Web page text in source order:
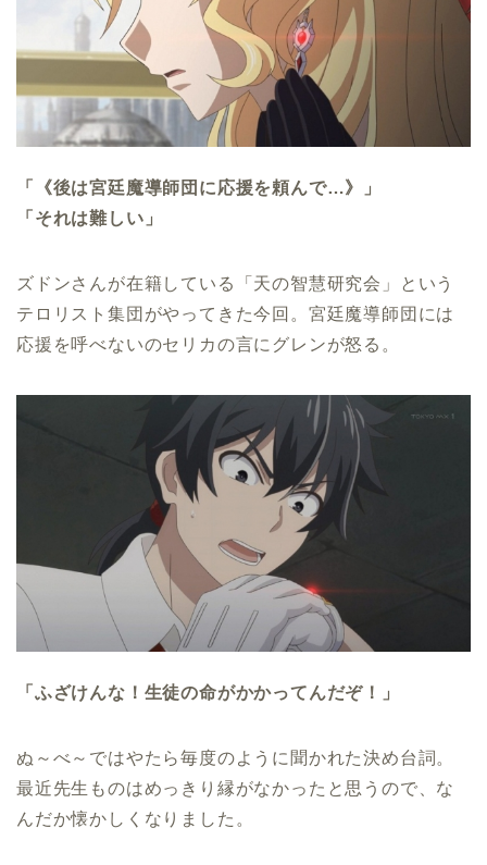
「《後は宮廷魔導師団に応援を頼んで…》」
「それは難しい」
ズドンさんが在籍している「天の智慧研究会」という
テロリスト集団がやってきた今回。宮廷魔導師団には
応援を呼べないのセリカの言にグレンが怒る。
「ふざけんな！生徒の命がかかってんだぞ！」
ぬ～べ～ではやたら毎度のように聞かれた決め台詞。
最近先生ものはめっきり縁がなかったと思うので、な
んだか懐かしくなりました。